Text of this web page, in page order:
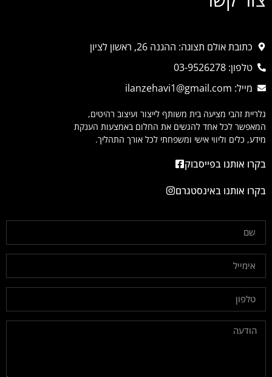
כתובת אולם תצוגה: ההגנה 26, ראשון לציון
טלפון: 03-9526278
מייל: ilanzehavi1@gmail.com
גלריית זהבי מציעה בית משותף לייצור ועיצוב רהיטים,
המאפשר לכל אחד להגשים את החלום באמצעות הענקת
מידע, כלים וליווי אישי ומשפחתי לכל אורך התהליך.
בקרו אותנו בפייסבוק
בקרו אותנו באינסטגרם